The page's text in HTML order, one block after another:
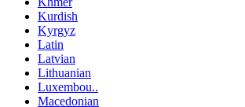
Kurdish
Kyrgyz
Latin
Latvian
Lithuanian
Luxembou..
Macedonian